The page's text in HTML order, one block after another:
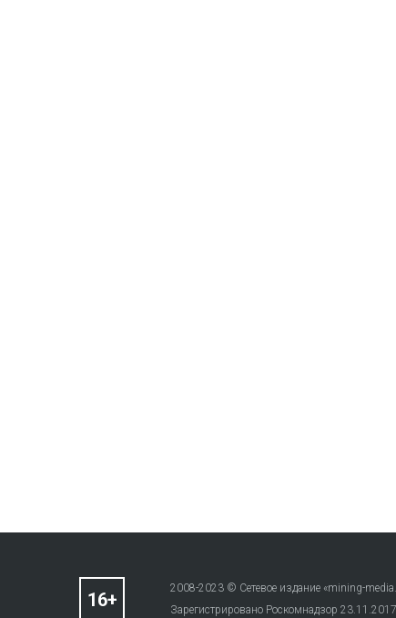
2008-2023 © Сетевое издание «mining-
Зарегистрировано Роскомнадзор